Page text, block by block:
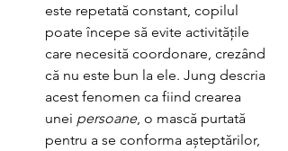
este repetată constant, copilul
poate începe să evite activitățile
care necesită coordonare, crezând
că nu este bun la ele. Jung descria
acest fenomen ca fiind crearea
unei persoane, o mască purtată
pentru a se conforma așteptărilor,